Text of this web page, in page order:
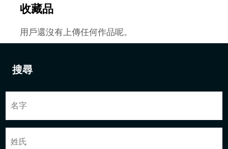
搜尋
收藏品
用戶還沒有上傳任何作品呢。